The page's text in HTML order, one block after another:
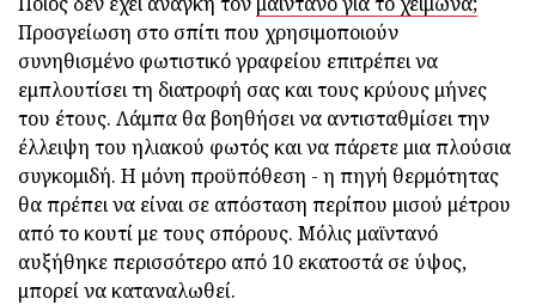
Προσγείωση στο σπίτι που χρησιμοποιούν
συνηθισμένο φωτιστικό γραφείου επιτρέπει να
εμπλουτίσει τη διατροφή σας και τους κρύους μήνες
του έτους. Λάμπα θα βοηθήσει να αντισταθμίσει την
έλλειψη του ηλιακού φωτός και να πάρετε μια πλούσια
συγκομιδή. Η μόνη προϋπόθεση - η πηγή θερμότητας
θα πρέπει να είναι σε απόσταση περίπου μισού μέτρου
από το κουτί με τους σπόρους. Μόλις μαϊντανό
αυξήθηκε περισσότερο από 10 εκατοστά σε ύψος,
μπορεί να καταναλωθεί.